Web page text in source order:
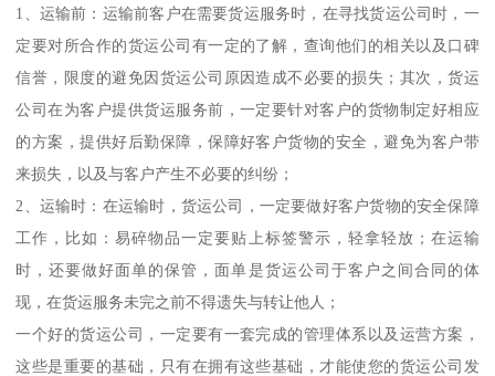
1、运输前：运输前客户在需要货运服务时，在寻找货运公司时，一
定要对所合作的货运公司有一定的了解，查询他们的相关以及口碑
信誉，限度的避免因货运公司原因造成不必要的损失；其次，货运
公司在为客户提供货运服务前，一定要针对客户的货物制定好相应
的方案，提供好后勤保障，保障好客户货物的安全，避免为客户带
来损失，以及与客户产生不必要的纠纷；
2、运输时：在运输时，货运公司，一定要做好客户货物的安全保障
工作，比如：易碎物品一定要贴上标签警示，轻拿轻放；在运输
时，还要做好面单的保管，面单是货运公司于客户之间合同的体
现，在货运服务未完之前不得遗失与转让他人；
一个好的货运公司，一定要有一套完成的管理体系以及运营方案，
这些是重要的基础，只有在拥有这些基础，才能使您的货运公司发